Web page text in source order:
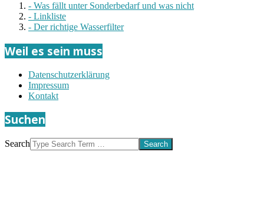
- Was fällt unter Sonderbedarf und was nicht
- Linkliste
- Der richtige Wasserfilter
Weil es sein muss
Datenschutzerklärung
Impressum
Kontakt
Suchen
Search